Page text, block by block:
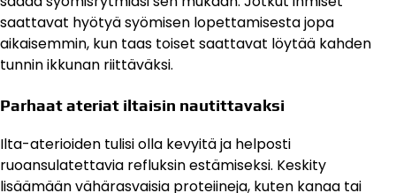
saattavat hyötyä syömisen lopettamisesta jopa
aikaisemmin, kun taas toiset saattavat löytää kahden
tunnin ikkunan riittäväksi.
Parhaat ateriat iltaisin nautittavaksi
Ilta-aterioiden tulisi olla kevyitä ja helposti
ruoansulatettavia refluksin estämiseksi. Keskity
lisäämään vähärasvaisia proteiineja, kuten kanaa tai